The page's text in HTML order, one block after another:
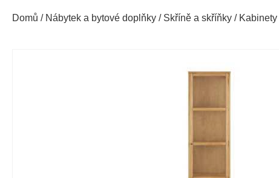
Domů / Nábytek a bytové doplňky / Skříně a skříňky / Kabinety